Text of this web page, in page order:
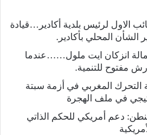
الاول لرئيس بلدية أكادير…قيادة
المحلي بأكادير.
انزكان ايت ملول……عندما
مفتوح للتنمية.
التحرك المغربي في أزمة سبتة
في ملف الهجرة
دعم أمريكي للحكم الذاتي